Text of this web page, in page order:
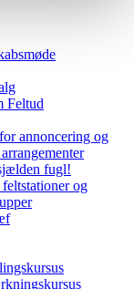
Feltud
annoncering og
fugl!
og